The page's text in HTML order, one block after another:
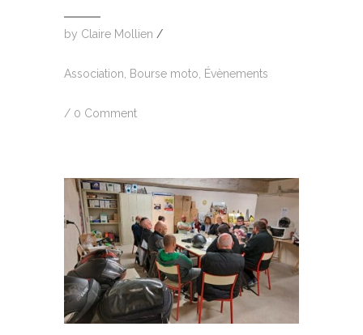
by Claire Mollien /
Association, Bourse moto, Évènements
/ 0 Comment